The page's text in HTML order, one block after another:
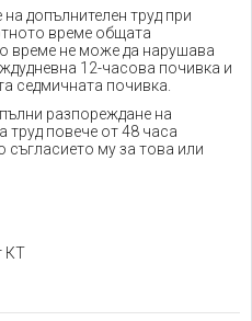
допълнителен труд при
време общата
време не може да нарушава
12-часова почивка и
седмичната почивка.
разпореждане на
труд повече от 48 часа
съгласието му за това или
КТ